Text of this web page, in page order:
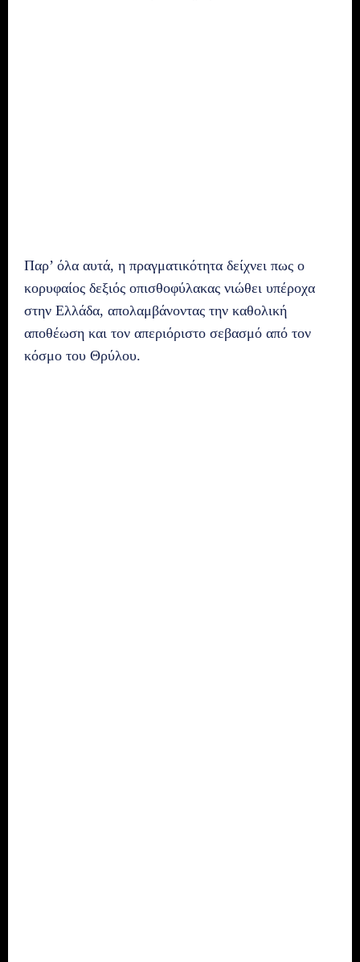
Παρ’ όλα αυτά, η πραγματικότητα δείχνει πως ο
κορυφαίος δεξιός οπισθοφύλακας νιώθει υπέροχα
στην Ελλάδα, απολαμβάνοντας την καθολική
αποθέωση και τον απεριόριστο σεβασμό από τον
κόσμο του Θρύλου.